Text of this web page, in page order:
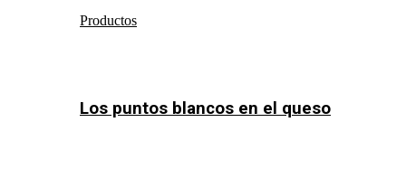
Productos
Los puntos blancos en el queso